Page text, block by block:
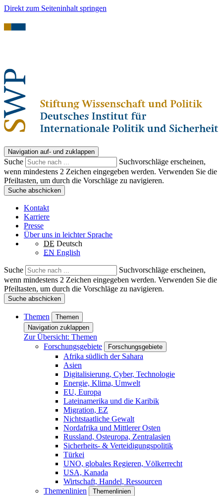
Direkt zum Seiteninhalt springen
Navigation auf- und zuklappen
Suche
Suchvorschläge erscheinen,
wenn mindestens 2 Zeichen eingegeben werden. Verwenden Sie die
Pfeiltasten, um durch die Vorschläge zu navigieren.
Suche abschicken
Kontakt
Karriere
Presse
Über uns in leichter Sprache
DE Deutsch
EN English
Suche
Suchvorschläge erscheinen,
wenn mindestens 2 Zeichen eingegeben werden. Verwenden Sie die
Pfeiltasten, um durch die Vorschläge zu navigieren.
Suche abschicken
Themen
Themen
Navigation zuklappen
Zur Übersicht: Themen
Forschungsgebiete
Forschungsgebiete
Afrika südlich der Sahara
Asien
Digitalisierung, Cyber, Technologie
Energie, Klima, Umwelt
EU, Europa
Lateinamerika und die Karibik
Migration, EZ
Nichtstaatliche Gewalt
Nordafrika und Mittlerer Osten
Russland, Osteuropa, Zentralasien
Sicherheits- & Verteidigungspolitik
Türkei
UNO, globales Regieren, Völkerrecht
USA, Kanada
Wirtschaft, Handel, Ressourcen
Themenlinien
Themenlinien